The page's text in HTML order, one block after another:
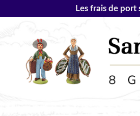
Les frais de